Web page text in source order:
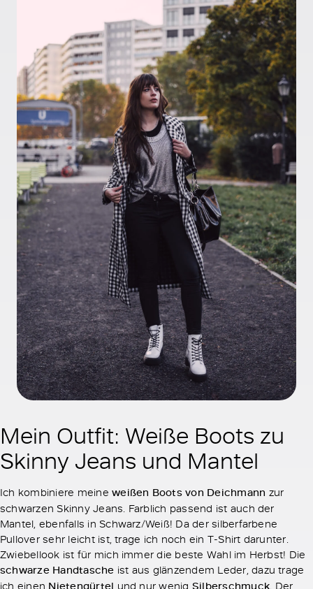
Mein Outfit: Weiße Boots zu
Skinny Jeans und Mantel
Ich kombiniere meineweißen Boots von Deichmann zur
schwarzen Skinny Jeans. Farblich passend ist auch der
Mantel, ebenfalls in Schwarz/Weiß! Da der silberfarbene
Pullover sehr leicht ist, trage ich noch ein T-Shirt darunter.
Zwiebellook ist für mich immer die beste Wahl im Herbst! Die
schwarze Handtasche ist aus glänzendem Leder, dazu trage
ich einen
und nur wenig
. Der